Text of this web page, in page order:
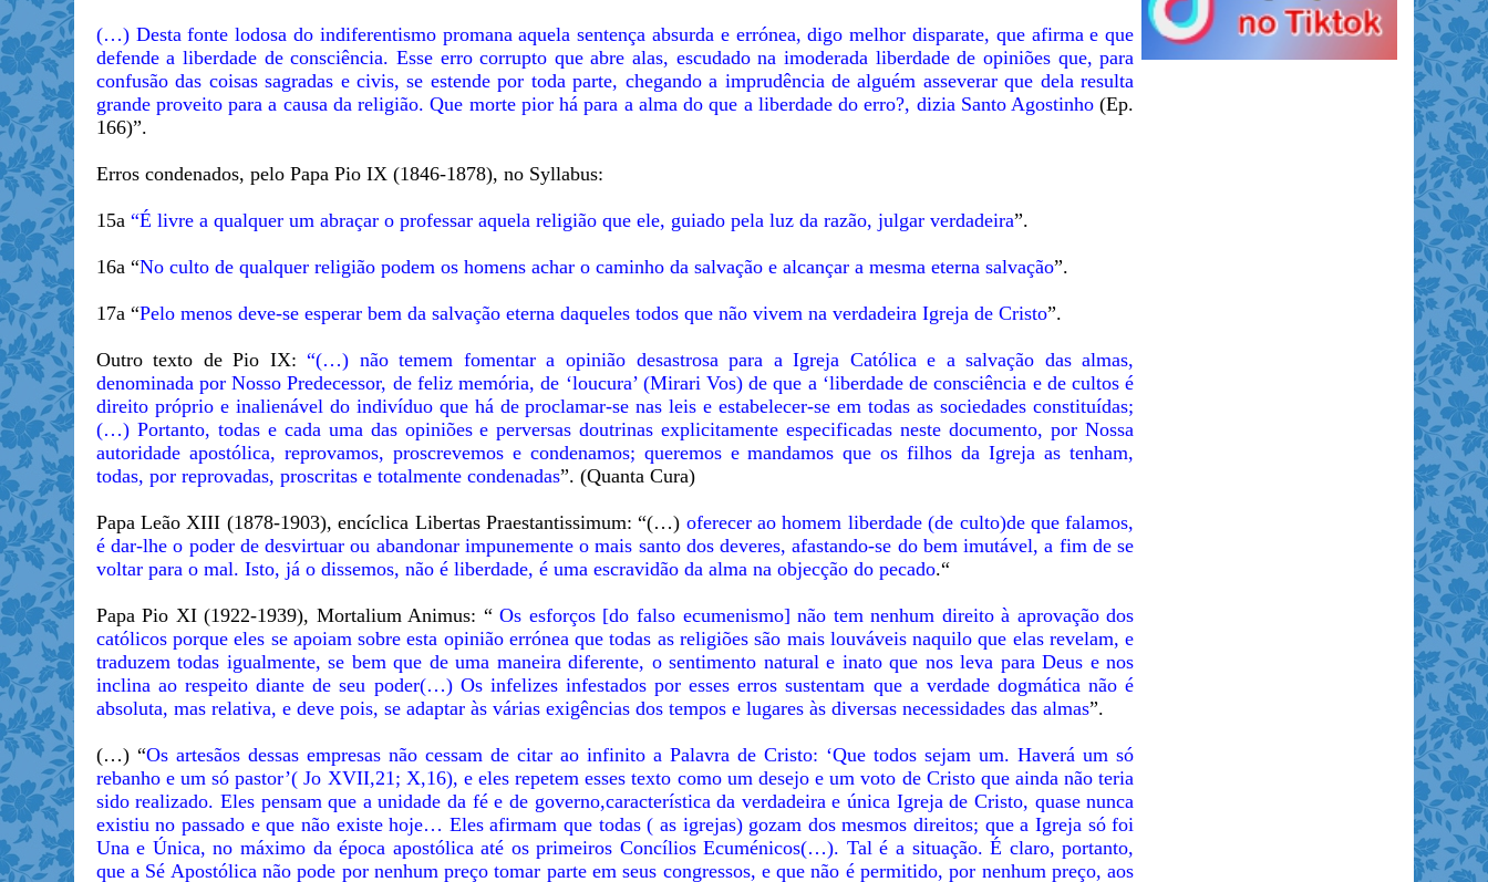
(…) Desta fonte lodosa do indiferentismo promana aquela sentença absurda e errónea, digo melhor disparate, que afirma e que
defende a liberdade de consciência. Esse erro corrupto que abre alas, escudado na imoderada liberdade de opiniões que, para
confusão das coisas sagradas e civis, se estende por toda parte, chegando a imprudência de alguém asseverar que dela resulta
grande proveito para a causa da religião. Que morte pior há para a alma do que a liberdade do erro?, dizia Santo Agostinho (Ep.
166)”.
Erros condenados, pelo Papa Pio IX (1846-1878), no Syllabus:
15a “É livre a qualquer um abraçar o professar aquela religião que ele, guiado pela luz da razão, julgar verdadeira”.
16a “No culto de qualquer religião podem os homens achar o caminho da salvação e alcançar a mesma eterna salvação”.
17a “Pelo menos deve-se esperar bem da salvação eterna daqueles todos que não vivem na verdadeira Igreja de Cristo”.
Outro texto de Pio IX:“(…) não temem fomentar a opinião desastrosa para a Igreja Católica e a salvação das almas,
denominada por Nosso Predecessor, de feliz memória, de ‘loucura’ (Mirari Vos) de que a ‘liberdade de consciência e de cultos é
direito próprio e inalienável do indivíduo que há de proclamar-se nas leis e estabelecer-se em todas as sociedades constituídas;
(…) Portanto, todas e cada uma das opiniões e perversas doutrinas explicitamente especificadas neste documento, por Nossa
autoridade apostólica, reprovamos, proscrevemos e condenamos; queremos e mandamos que os filhos da Igreja as tenham,
todas, por reprovadas, proscritas e totalmente condenadas”. (Quanta Cura)
Papa Leão XIII (1878-1903), encíclica Libertas Praestantissimum: “(…) oferecer ao homem liberdade (de culto)de que falamos,
é dar-lhe o poder de desvirtuar ou abandonar impunemente o mais santo dos deveres, afastando-se do bem imutável, a fim de se
voltar para o mal. Isto, já o dissemos, não é liberdade, é uma escravidão da alma na objecção do pecado.“
Papa Pio XI (1922-1939), Mortalium Animus: “Os esforços [do falso ecumenismo] não tem nenhum direito à aprovação dos
católicos porque eles se apoiam sobre esta opinião errónea que todas as religiões são mais louváveis naquilo que elas revelam, e
traduzem todas igualmente, se bem que de uma maneira diferente, o sentimento natural e inato que nos leva para Deus e nos
inclina ao respeito diante de seu poder(…) Os infelizes infestados por esses erros sustentam que a verdade dogmática não é
absoluta, mas relativa, e deve pois, se adaptar às várias exigências dos tempos e lugares às diversas necessidades das almas”.
(…) “Os artesãos dessas empresas não cessam de citar ao infinito a Palavra de Cristo: ‘Que todos sejam um. Haverá um só
rebanho e um só pastor’( Jo XVII,21; X,16), e eles repetem esses texto como um desejo e um voto de Cristo que ainda não teria
sido realizado. Eles pensam que a unidade da fé e de governo,característica da verdadeira e única Igreja de Cristo, quase nunca
existiu no passado e que não existe hoje… Eles afirmam que todas ( as igrejas) gozam dos mesmos direitos; que a Igreja só foi
Una e Única, no máximo da época apostólica até os primeiros Concílios Ecuménicos(…). Tal é a situação. É claro, portanto,
que a Sé Apostólica não pode por nenhum preço tomar parte em seus congressos, e que não é permitido, por nenhum preço, aos